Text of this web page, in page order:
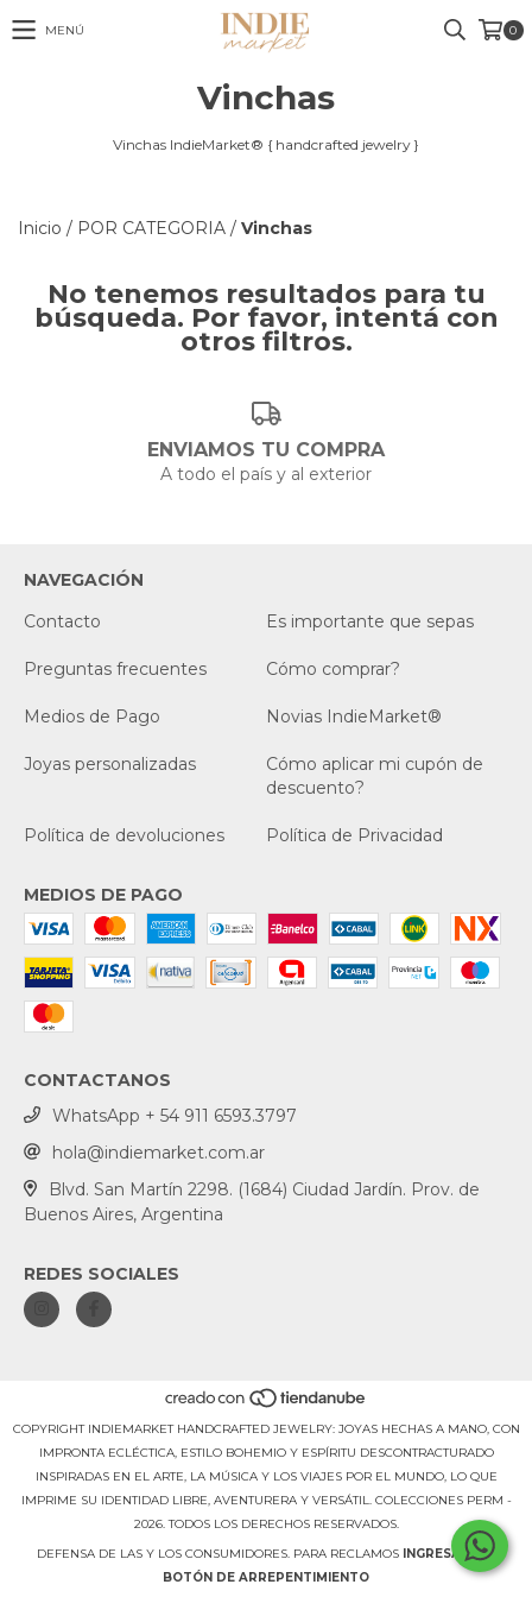
MENÚ 0
Vinchas
Vinchas IndieMarket® { handcrafted jewelry }
Inicio / POR CATEGORIA / Vinchas
No tenemos resultados para tu
búsqueda. Por favor, intentá con
otros filtros.
ENVIAMOS TU COMPRA
A todo el país y al exterior
NAVEGACIÓN
Contacto
Es importante que sepas
Preguntas frecuentes Cómo comprar?
Medios de Pago Novias IndieMarket®
Joyas personalizadas
Cómo aplicar mi cupón de
descuento?
Política de devoluciones Política de Privacidad
MEDIOS DE PAGO
CONTACTANOS
WhatsApp + 54 911 6593.3797
hola@indiemarket.com.ar
Blvd. San Martín 2298. (1684) Ciudad Jardín. Prov. de
Buenos Aires, Argentina
REDES SOCIALES
COPYRIGHT INDIEMARKET HANDCRAFTED JEWELRY: JOYAS HECHAS A MANO, CON
IMPRONTA ECLÉCTICA, ESTILO BOHEMIO Y ESPÍRITU DESCONTRACTURADO
INSPIRADAS EN EL ARTE, LA MÚSICA Y LOS VIAJES POR EL MUNDO, LO QUE
IMPRIME SU IDENTIDAD LIBRE, AVENTURERA Y VERSÁTIL. COLECCIONES PERM -
2026. TODOS LOS DERECHOS RESERVADOS.
DEFENSA DE LAS Y LOS CONSUMIDORES. PARA RECLAMOS
INGRESÁ ACÁ.
BOTÓN DE ARREPENTIMIENTO